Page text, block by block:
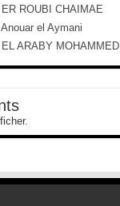
ROUBI CHAIMAE
el Aymani
ARABY MOHAMMED